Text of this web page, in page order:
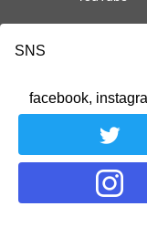
SNS
facebook,